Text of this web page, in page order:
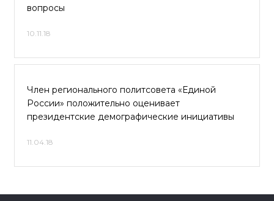
вопросы
10.11.18
Член регионального политсовета «Единой
России» положительно оценивает
президентские демографические инициативы
11.04.18